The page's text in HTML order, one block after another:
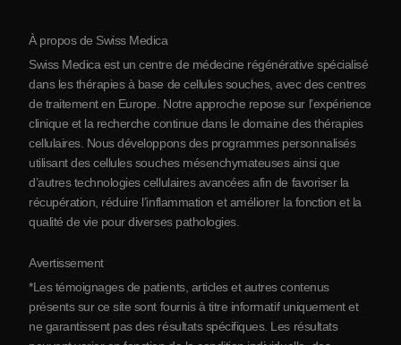
À propos de la Serbie
Partenariats
Contact
À propos de Swiss Medica
Swiss Medica est un centre de médecine régénérative spécialisé
dans les thérapies à base de cellules souches, avec des centres
de traitement en Europe. Notre approche repose sur l’expérience
clinique et la recherche continue dans le domaine des thérapies
cellulaires. Nous développons des programmes personnalisés
utilisant des cellules souches mésenchymateuses ainsi que
d’autres technologies cellulaires avancées afin de favoriser la
récupération, réduire l’inflammation et améliorer la fonction et la
qualité de vie pour diverses pathologies.
Avertissement
*Les témoignages de patients, articles et autres contenus
présents sur ce site sont fournis à titre informatif uniquement et
ne garantissent pas des résultats spécifiques. Les résultats